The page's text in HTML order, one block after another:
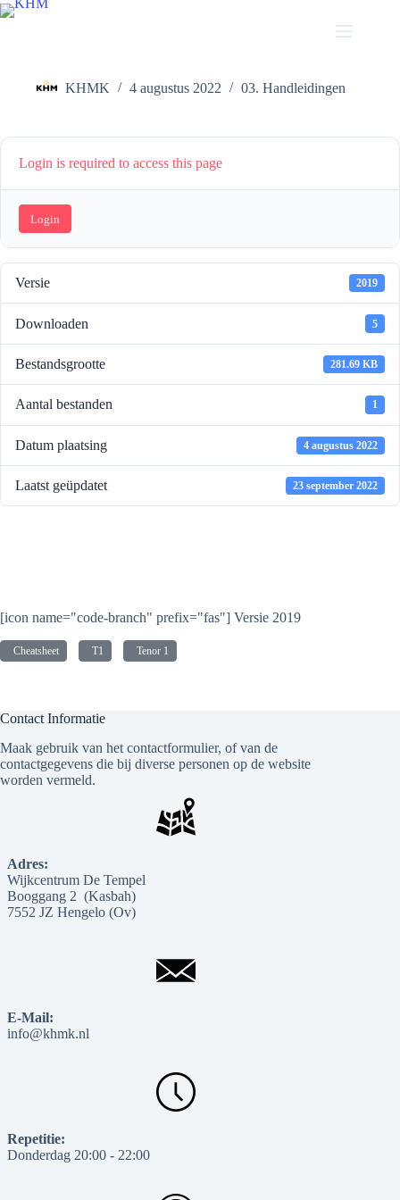
Ga
naar
KHMK 4 augustus 2022 03. Handleidingen
Login is required to access this page
Login
Versie 2019
Downloaden 5
Bestandsgrootte 281.69 KB
Aantal bestanden 1
Datum plaatsing 4 augustus 2022
Laatst geüpdatet 23 september 2022
[icon name="code-branch" prefix="fas"] Versie 2019
Cheatsheet T1 Tenor 1
Contact Informatie
Maak gebruik van het contactformulier, of van de
contactgegevens die bij diverse personen op de website
worden vermeld.
Adres:
Wijkcentrum De Tempel
Booggang 2 (Kasbah)
7552 JZ Hengelo (Ov)
E-Mail:
info@khmk.nl
Repetitie:
Donderdag 20:00 - 22:00